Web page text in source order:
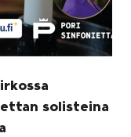
solisteina